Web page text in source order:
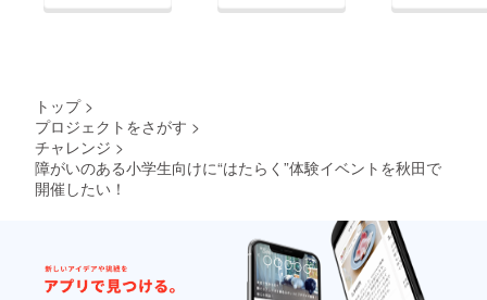
トップ >
プロジェクトをさがす >
チャレンジ >
障がいのある小学生向けに“はたらく”体験イベントを秋田で
開催したい！